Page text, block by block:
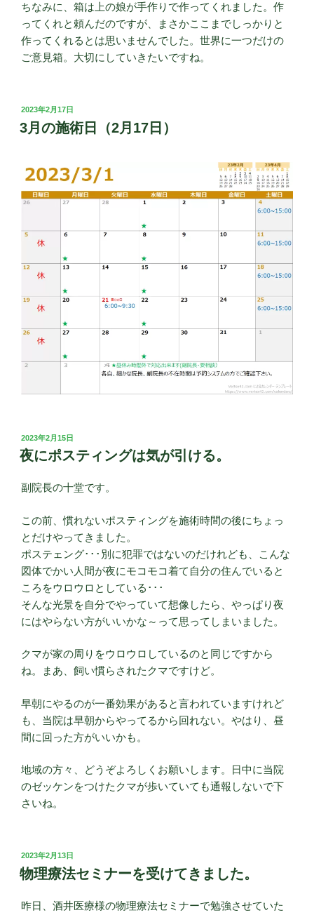
ちなみに、箱は上の娘が手作りで作ってくれました。作
ってくれと頼んだのですが、まさかここまでしっかりと
作ってくれるとは思いませんでした。世界に一つだけの
ご意見箱。大切にしていきたいですね。
投
稿
日:
2023年2月17日
3月の施術日（2月17日）
投
稿
日:
2023年2月15日
夜にポスティングは気が引ける。
副院長の十堂です。
この前、慣れないポスティングを施術時間の後にちょっ
とだけやってきました。
ポステェング･･･別に犯罪ではないのだけれども、こんな
図体でかい人間が夜にモコモコ着て自分の住んでいると
ころをウロウロとしている･･･
そんな光景を自分でやっていて想像したら、やっぱり夜
にはやらない方がいいかな～って思ってしまいました。
クマが家の周りをウロウロしているのと同じですから
ね。まあ、飼い慣らされたクマですけど。
早朝にやるのが一番効果があると言われていますけれど
も、当院は早朝からやってるから回れない。やはり、昼
間に回った方がいいかも。
地域の方々、どうぞよろしくお願いします。日中に当院
のゼッケンをつけたクマが歩いていても通報しないで下
さいね。
投
稿
日:
2023年2月13日
物理療法セミナーを受けてきました。
昨日、酒井医療様の物理療法セミナーで勉強させていた